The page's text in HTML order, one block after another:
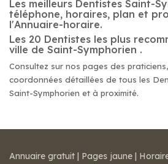
Les meilleurs Dentistes Saint-
téléphone, horaires, plan et
l'Annuaire-horaire.
Les 20 Dentistes les plus
ville de Saint-Symphorien .
Consultez sur nos pages des
coordonnées détaillées de tous les
Saint-Symphorien et à proximité.
Annuaire gratuit | Pages jaune |